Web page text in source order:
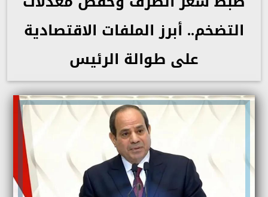
التضخم.. أبرز الملفات الاقتصادية
على طوالة الرئيس